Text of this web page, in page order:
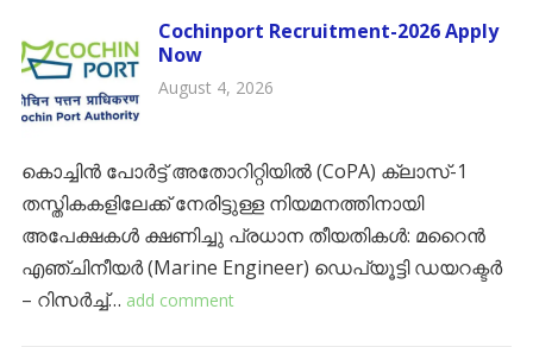
Cochinport Recruitment-2026 Apply
Now
August 4, 2026
കൊച്ചിൻ പോർട്ട് അതോറിറ്റിയിൽ (CoPA) ക്ലാസ്-1
തസ്തികകളിലേക്ക് നേരിട്ടുള്ള നിയമനത്തിനായി
അപേക്ഷകൾ ക്ഷണിച്ചു ​പ്രധാന തീയതികൾ: ​മറൈൻ
എഞ്ചിനീയർ (Marine Engineer) ​ഡെപ്യൂട്ടി ഡയറക്ടർ
– റിസർച്ച്… add comment